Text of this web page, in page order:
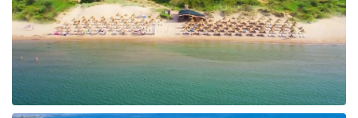
Taizeme
Turcija
Apvienotie Arābu Emirāti
Itālija